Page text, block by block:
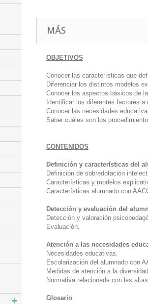
MÁS
OBJETIVOS
Conocer las características que
Diferenciar los distintos modelos
Conocer los aspectos básicos de
Identificar los diferentes factores
Conocer las necesidades
Saber cuáles son los
CONTENIDOS
Definición y características del
Definición de sobredotación
Características y modelos
Características alumnado con
Detección y evaluación del
Detección y valoración
Evaluación.
Atención a las necesidades
Necesidades educativas.
Escolarización del alumnado con
Medidas de atención a la
Normativa relacionada con las
Glosario